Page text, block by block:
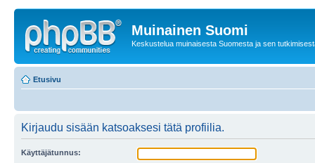
Muinainen Suomi
Keskustelua muinaisesta Suomesta ja sen
Etusivu
Kirjaudu sisään katsoaksesi tätä profiilia.
Käyttäjätunnus: